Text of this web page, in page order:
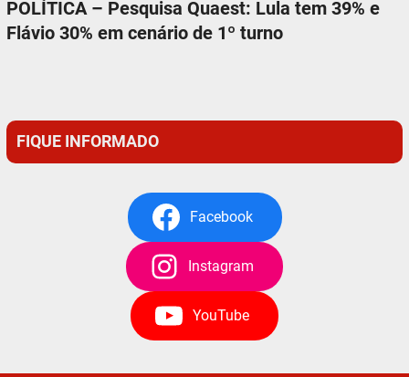
POLÍTICA – Pesquisa Quaest: Lula tem 39% e
Flávio 30% em cenário de 1º turno
FIQUE INFORMADO
Facebook
Instagram
YouTube